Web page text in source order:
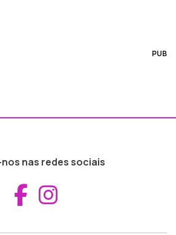
PUB
nas redes sociais
Aceder ao